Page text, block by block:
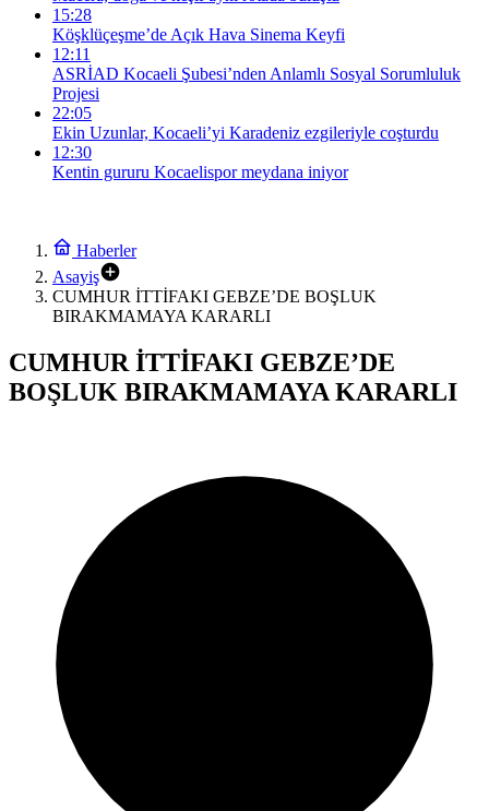
15:28
Köşklüçeşme’de Açık Hava Sinema Keyfi
12:11
ASRİAD Kocaeli Şubesi’nden Anlamlı Sosyal Sorumluluk
Projesi
22:05
Ekin Uzunlar, Kocaeli’yi Karadeniz ezgileriyle coşturdu
12:30
Kentin gururu Kocaelispor meydana iniyor
Haberler
Asayiş
CUMHUR İTTİFAKI GEBZE’DE BOŞLUK
BIRAKMAMAYA KARARLI
CUMHUR İTTİFAKI GEBZE’DE
BOŞLUK BIRAKMAMAYA KARARLI